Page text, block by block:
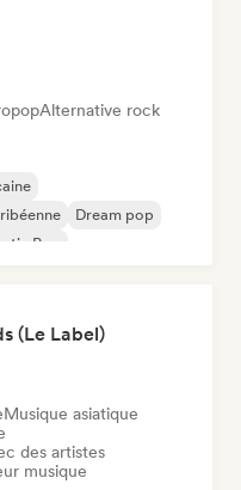
Alternative rock
Dream pop
Pop
(Le Label)
Musique asiatique
des artistes
musique